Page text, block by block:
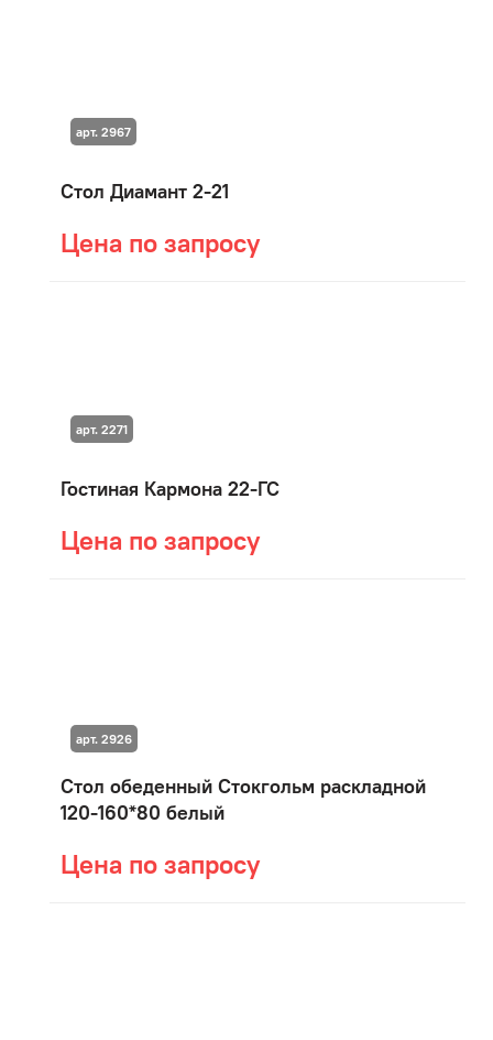
Стол Диамант 2-21
Цена по запросу
арт. 2967
Гостиная Кармона 22-ГС
Цена по запросу
арт. 2271
Стол обеденный Стокгольм раскладной
120-160*80 белый
Цена по запросу
арт. 2926